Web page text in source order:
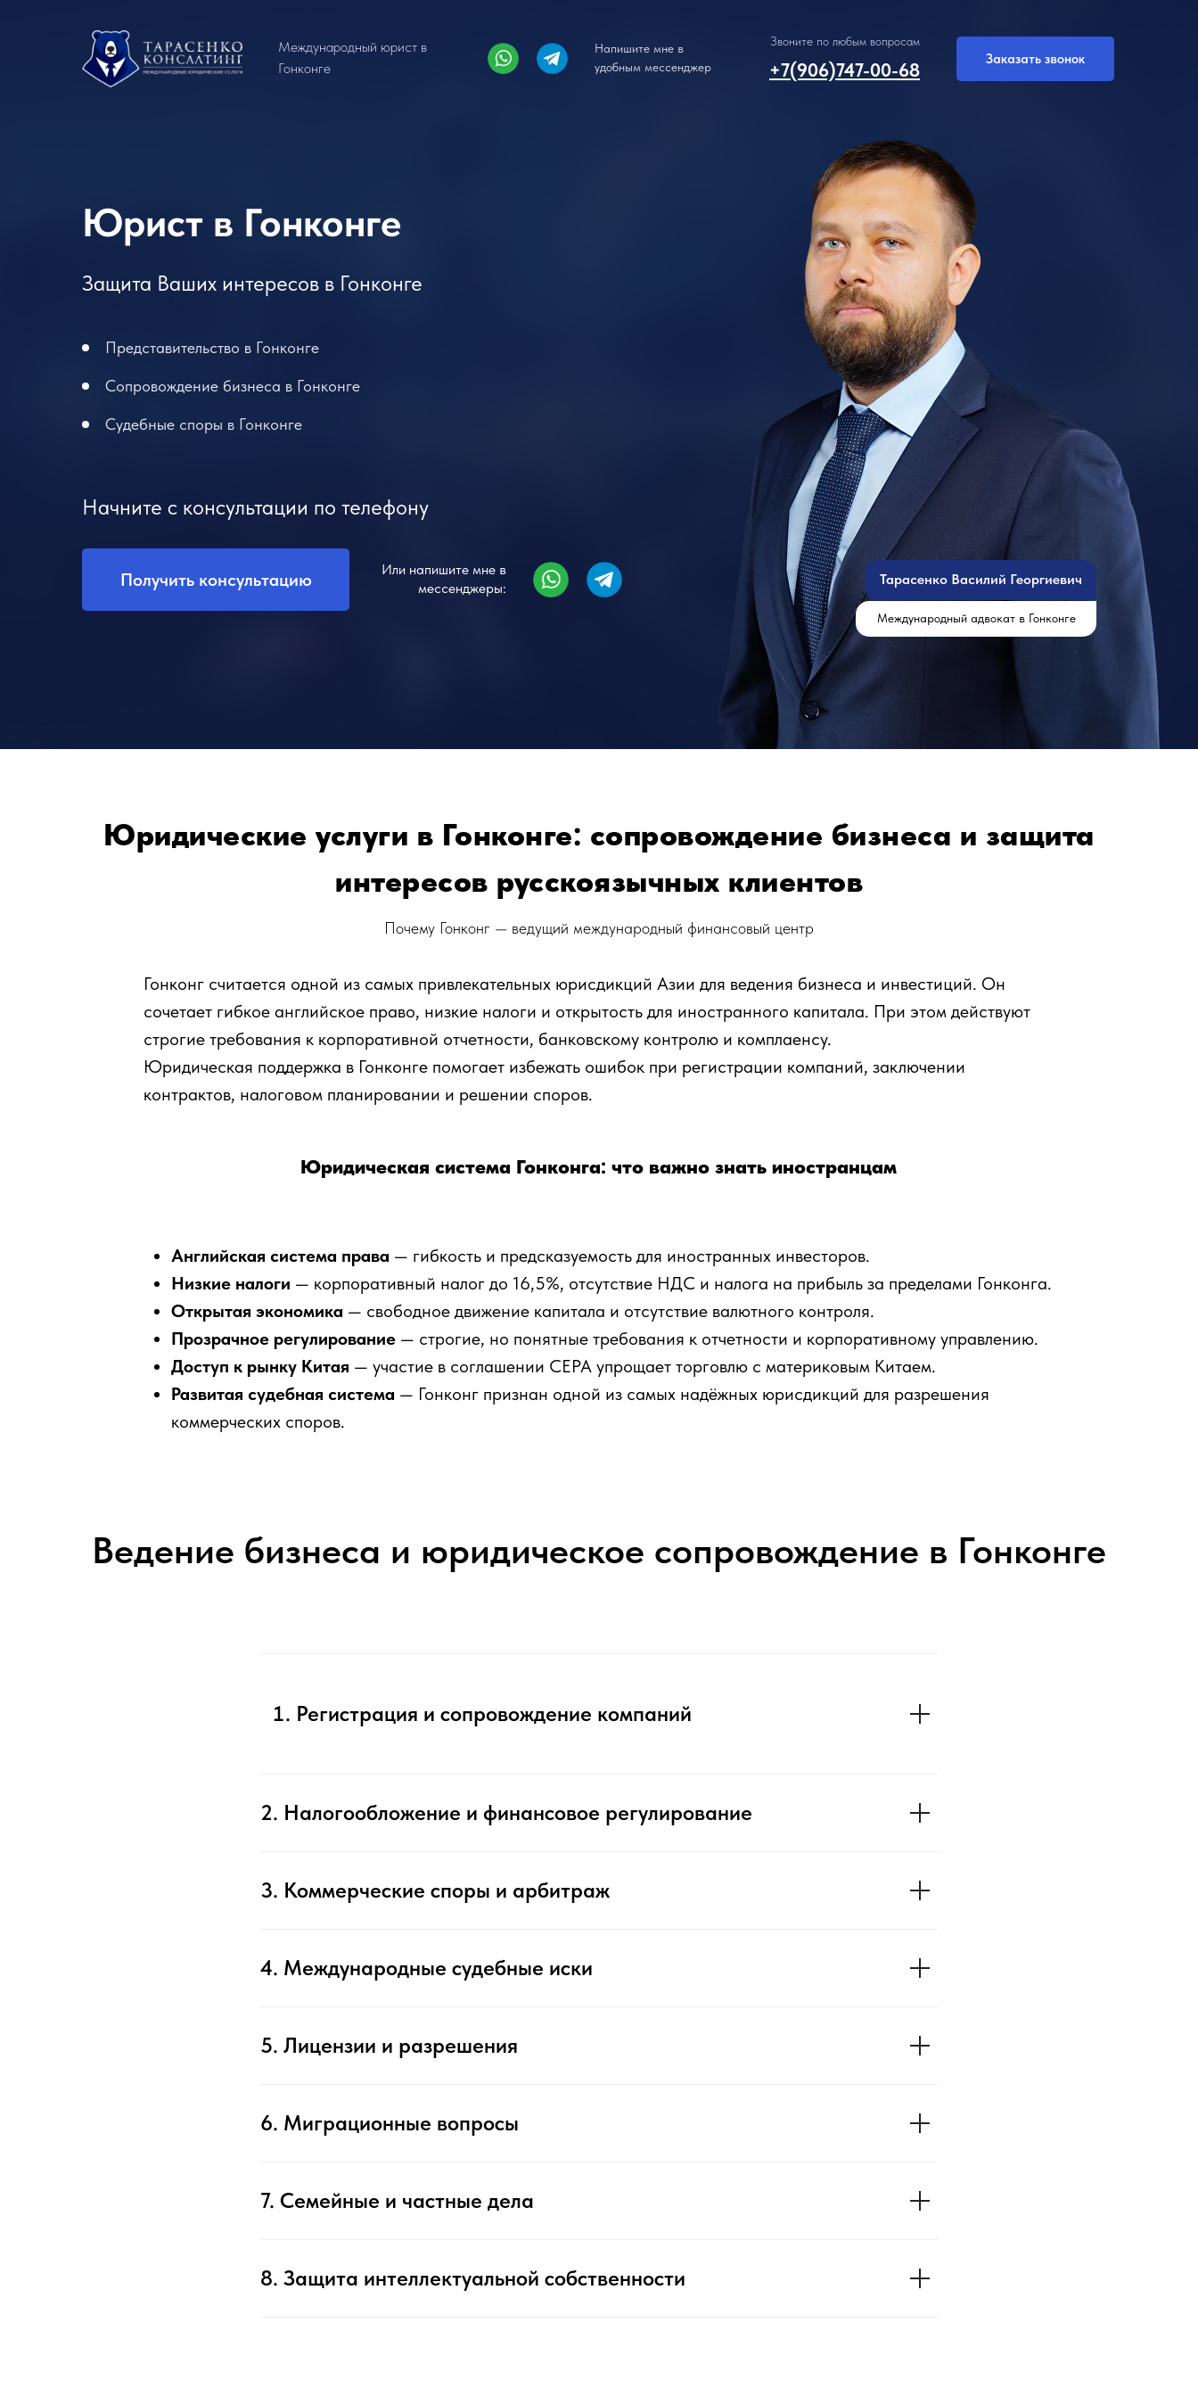
Судебные споры в Гонконге
Или напишите мне в
мессенджеры:
Сопровождение бизнеса в Гонконге
Представительство в Гонконге
Защита Ваших интересов в Гонконге
Начните с консультации по телефону
Юрист в Гонконге
Международный адвокат в Гонконге
Тарасенко Василий Георгиевич
Получить консультацию
Заказать звонок
Международный юрист в
Гонконге
Звоните по любым вопросам
+7(906)747-00-68
Напишите мне в
удобным мессенджер
Почему Гонконг — ведущий международный финансовый центр
Юридические услуги в Гонконге: сопровождение бизнеса и защита
интересов русскоязычных клиентов
Гонконг считается одной из самых привлекательных юрисдикций Азии для ведения бизнеса и инвестиций. Он
сочетает гибкое английское право, низкие налоги и открытость для иностранного капитала. При этом действуют
строгие требования к корпоративной отчетности, банковскому контролю и комплаенсу.
Юридическая поддержка в Гонконге помогает избежать ошибок при регистрации компаний, заключении
контрактов, налоговом планировании и решении споров.
Юридическая система Гонконга: что важно знать иностранцам
Английская система права — гибкость и предсказуемость для иностранных инвесторов.
Низкие налоги — корпоративный налог до 16,5%, отсутствие НДС и налога на прибыль за пределами Гонконга.
Открытая экономика — свободное движение капитала и отсутствие валютного контроля.
Прозрачное регулирование — строгие, но понятные требования к отчетности и корпоративному управлению.
Доступ к рынку Китая — участие в соглашении CEPA упрощает торговлю с материковым Китаем.
Развитая судебная система — Гонконг признан одной из самых надёжных юрисдикций для разрешения
коммерческих споров.
Ведение бизнеса и юридическое сопровождение в Гонконге
Регистрация и сопровождение компаний
2. Налогообложение и финансовое регулирование
3. Коммерческие споры и арбитраж
4. Международные судебные иски
5. Лицензии и разрешения
6. Миграционные вопросы
7. Семейные и частные дела
8. Защита интеллектуальной собственности